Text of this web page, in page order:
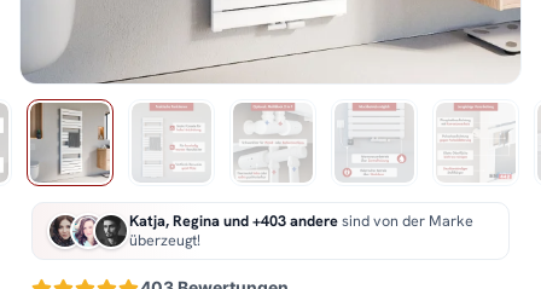
Katja, Regina und +403 anderesind von der Marke
überzeugt!